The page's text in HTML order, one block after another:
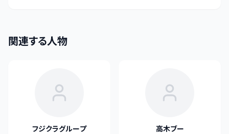
関連する人物
フジクラグループ 高木ブー